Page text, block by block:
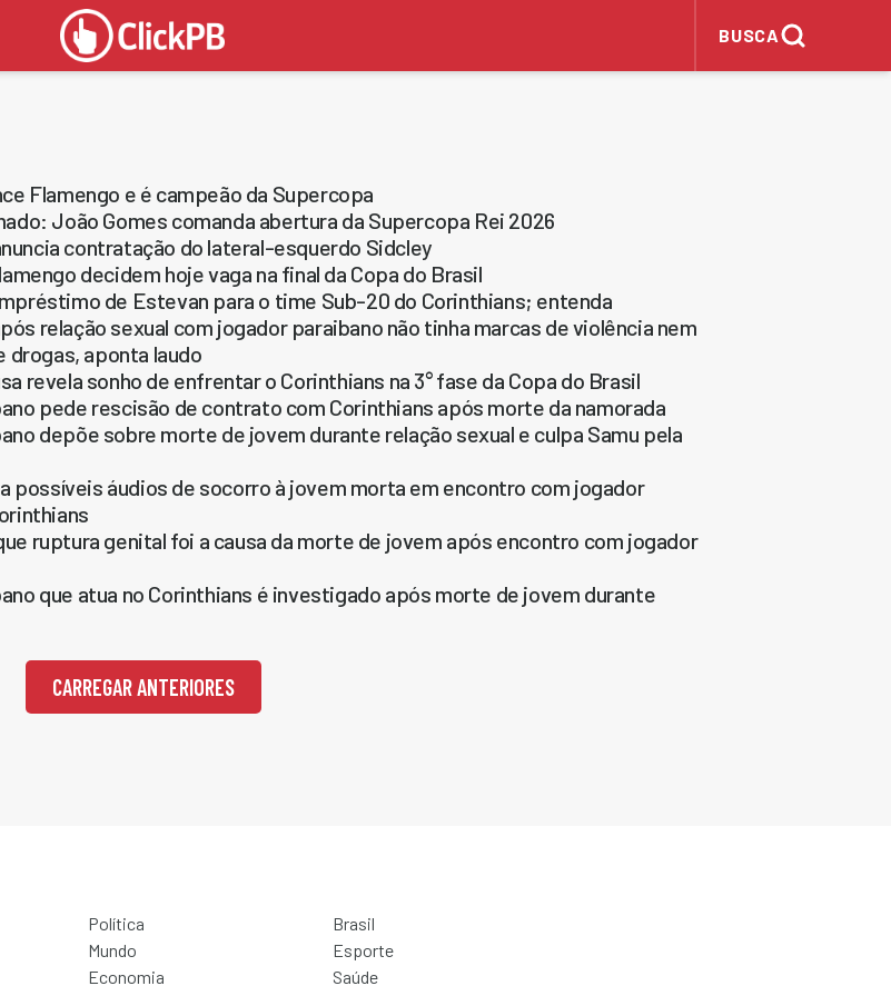
BUSCA
Flamengo e é campeão da Supercopa
João Gomes comanda abertura da Supercopa Rei 2026
contratação do lateral-esquerdo Sidcley
decidem hoje vaga na final da Copa do Brasil
de Estevan para o time Sub-20 do Corinthians; entenda
relação sexual com jogador paraibano não tinha marcas de violência nem
drogas, aponta laudo
revela sonho de enfrentar o Corinthians na 3° fase da Copa do Brasil
pede rescisão de contrato com Corinthians após morte da namorada
depõe sobre morte de jovem durante relação sexual e culpa Samu pela
possíveis áudios de socorro à jovem morta em encontro com jogador
ruptura genital foi a causa da morte de jovem após encontro com jogador
que atua no Corinthians é investigado após morte de jovem durante
CARREGAR ANTERIORES
Política
Brasil
Mundo
Esporte
Economia
Saúde